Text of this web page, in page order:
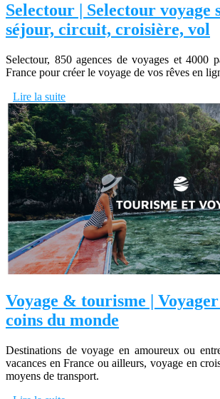
Selectour | Selectour voyage
séjour, circuit, croisière, vol
Selectour, 850 agences de voyages et 4000
France pour créer le voyage de vos rêves en
Lire la suite
Voyage & tourisme |
coins du monde
Destinations de voyage en amoureux ou
vacances en France ou ailleurs, voyage en
moyens de transport.